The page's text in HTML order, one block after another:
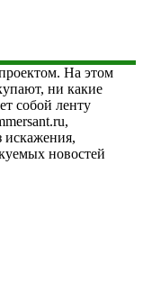
На этом
ни какие
собой ленту
искажения,
новостей